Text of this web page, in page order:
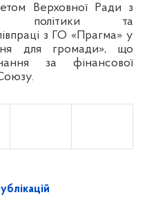
Верховної Ради з
політики та
з ГО «Прагма» у
для громади», що
за фінансової